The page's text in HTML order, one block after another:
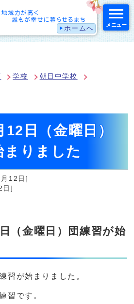
ホームへ メニュー
学校 朝日中学校
日（金曜日）
まりました
12日]
日]
（金曜日）団練習が始
習が始まりました。
習です。